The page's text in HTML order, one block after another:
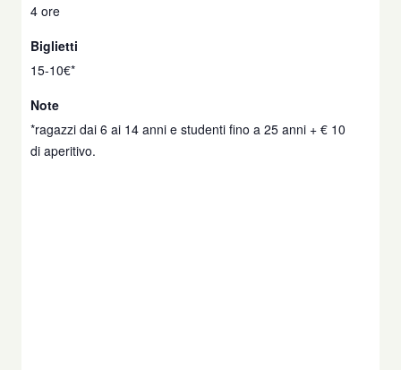
4 ore
Biglietti
15-10€*
Note
*ragazzi dai 6 ai 14 anni e studenti fino a 25 anni + € 10
di aperitivo.